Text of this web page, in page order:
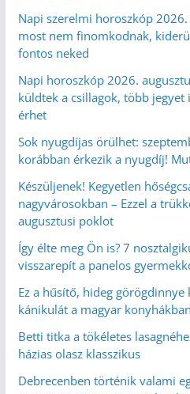
Napi szerelmi horoszkóp
most nem finomkodnak,
fontos neked
Napi horoszkóp 2026.
küldtek a csillagok, több jegyet
érhet
Sok nyugdíjas örülhet:
korábban érkezik a nyugdíj!
Készüljenek! Kegyetlen
nagyvárosokban – Ezzel a
augusztusi poklot
Így élte meg Ön is? 7
visszarepít a panelos
Ez a hűsítő, hideg
kánikulát a magyar konyhákban
Betti titka a tökéletes
házias olasz klasszikus
Debrecenben történik valami